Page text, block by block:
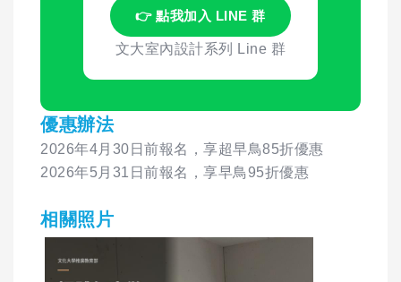
👉 點我加入 LINE 群
文大室內設計系列 Line 群
優惠辦法
2026年4月30日前報名，享超早鳥85折優惠
2026年5月31日前報名，享早鳥95折優惠
相關照片